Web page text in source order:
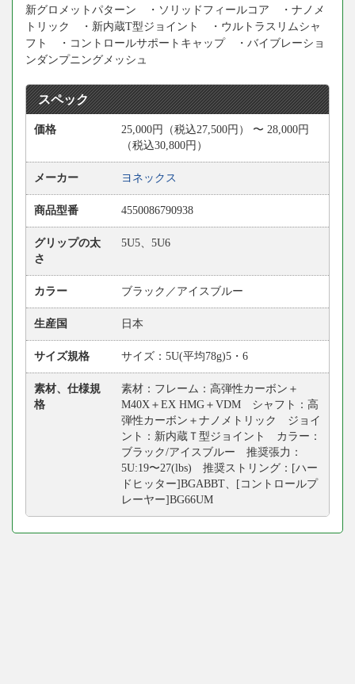
新グロメットパターン ・ソリッドフィールコア ・ナノメ
トリック ・新内蔵T型ジョイント ・ウルトラスリムシャ
フト ・コントロールサポートキャップ ・バイブレーショ
ンダンプニングメッシュ
スペック
価格
25,000円（税込27,500円） 〜 28,000円
（税込30,800円）
メーカー ヨネックス
商品型番 4550086790938
グリップの太
さ
5U5、5U6
カラー ブラック／アイスブルー
生産国 日本
サイズ規格 サイズ：5U(平均78g)5・6
素材、仕様規
格
素材：フレーム：高弾性カーボン＋
M40X＋EX HMG＋VDM シャフト：高
弾性カーボン＋ナノメトリック ジョイ
ント：新内蔵Ｔ型ジョイント カラー：
ブラック/アイスブルー 推奨張力：
5U:19〜27(lbs) 推奨ストリング：[ハー
ドヒッター]BGABBT、[コントロールプ
レーヤー]BG66UM